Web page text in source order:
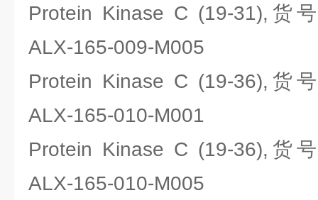
Protein Kinase C (19-31),货
ALX-165-009-M005
Protein Kinase C (19-36),货
ALX-165-010-M001
Protein Kinase C (19-36),货
ALX-165-010-M005